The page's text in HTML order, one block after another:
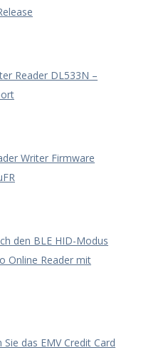
Reader DL533N –
Writer Firmware
den BLE HID-Modus
Online Reader mit
das EMV Credit Card